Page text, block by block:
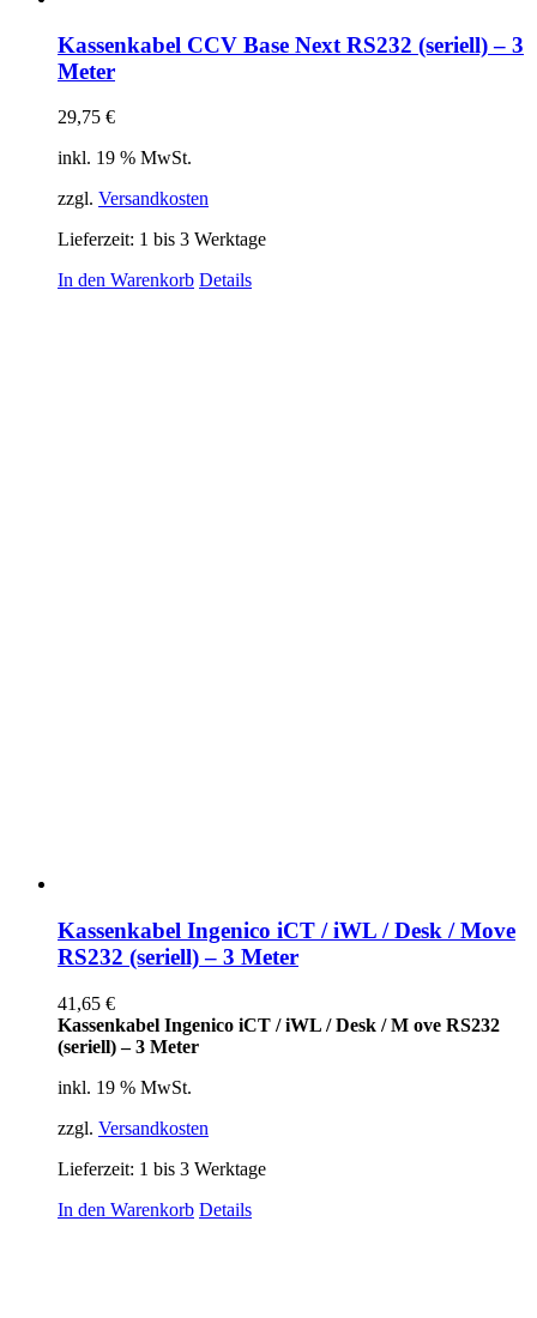
Kassenkabel CCV Base Next RS232 (seriell) – 3
Meter
29,75 €
inkl. 19 % MwSt.
zzgl. Versandkosten
Lieferzeit: 1 bis 3 Werktage
In den Warenkorb Details
Kassenkabel Ingenico iCT / iWL / Desk / Move
RS232 (seriell) – 3 Meter
41,65 €
Kassenkabel Ingenico iCT / iWL / Desk / M ove RS232
(seriell) – 3 Meter
inkl. 19 % MwSt.
zzgl. Versandkosten
Lieferzeit: 1 bis 3 Werktage
In den Warenkorb Details